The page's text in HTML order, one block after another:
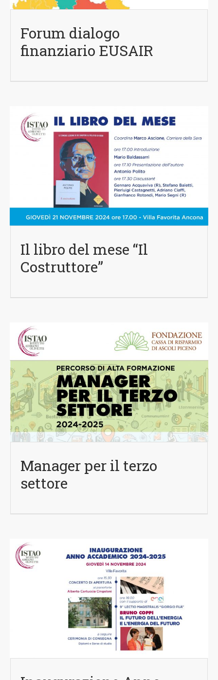
Forum dialogo
finanziario EUSAIR
Il libro del mese “Il
Costruttore”
Manager per il terzo
settore